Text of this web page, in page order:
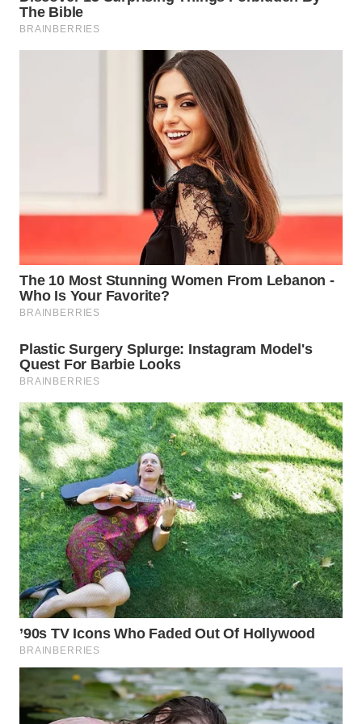
WN
LIKUPANG
WN
LABUANBAJO
BORNEO
Wahana
Group
WAHANA
NEWS
WAHANA
TANI
WAHANA
ADVOKAT
WAHANA
INFRASTRUKTUR
WAHANA
KONSUMEN